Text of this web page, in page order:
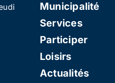
Municipalité
Services
Participer
Loisirs
Actualités